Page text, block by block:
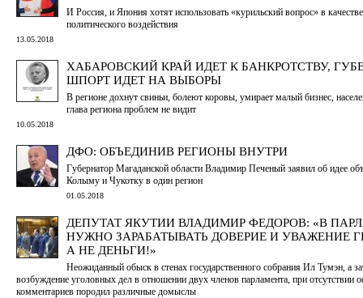
И Россия, и Япония хотят использовать «курильский вопрос» в
политического воздействия
13.05.2018
ХАБАРОВСКИЙ КРАЙ ИДЕТ К БАНКРОТСТВУ,
ШПОРТ ИДЕТ НА ВЫБОРЫ
В регионе дохнут свиньи, болеют коровы, умирает малый бизнес,
глава региона проблем не видит
10.05.2018
ДФО: ОБЪЕДИНИВ РЕГИОНЫ ВНУТРИ
Губернатор Магаданской области Владимир Печеный заявил об идее
Колыму и Чукотку в один регион
01.05.2018
ДЕПУТАТ ЯКУТИИ ВЛАДИМИР ФЕДОРОВ: «В
НУЖНО ЗАРАБАТЫВАТЬ ДОВЕРИЕ И УВАЖЕНИЕ
А НЕ ДЕНЬГИ!»
Неожиданный обыск в стенах государственного собрания Ил Тумэн, а
возбуждение уголовных дел в отношении двух членов парламента, при отсутствии
комментариев породил различные домыслы